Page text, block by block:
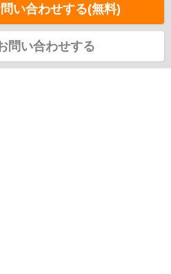
い合わせする(無料)
問い合わせする